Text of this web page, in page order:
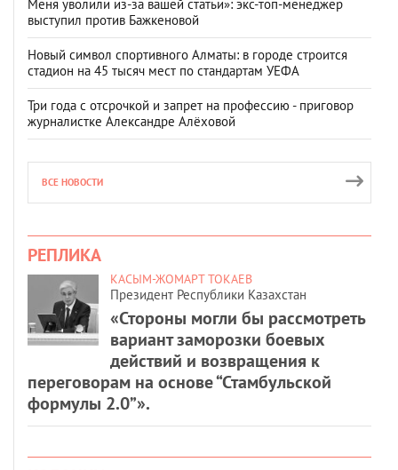
Меня уволили из-за вашей статьи»: экс-топ-менеджер
выступил против Бажкеновой
Новый символ спортивного Алматы: в городе строится
стадион на 45 тысяч мест по стандартам УЕФА
Три года с отсрочкой и запрет на профессию - приговор
журналистке Александре Алёховой
ВСЕ НОВОСТИ
РЕПЛИКА
КАСЫМ-ЖОМАРТ ТОКАЕВ
Президент Республики Казахстан
«Стороны могли бы рассмотреть
вариант заморозки боевых
действий и возвращения к
переговорам на основе “Стамбульской
формулы 2.0”».